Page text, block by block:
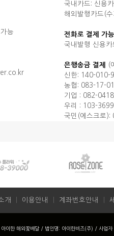
능
국내카드: 신용
해외발행카드(
전화로 결제 가
국내발행 신용
은행송금 결제
(
신한: 140-010-
농협: 083-17-
기업 : 082-
우리 : 103-
국민(에스크로
개 이용안내 계좌번호안내
아이한 해외꽃배달 / 법인명: 아이한비즈(주) / 사업